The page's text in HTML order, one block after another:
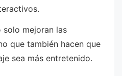
solo mejoran las
que también hacen que
sea más entretenido.